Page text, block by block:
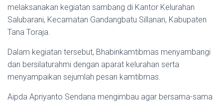
melaksanakan kegiatan sambang di Kantor Kelurahan
Salubarani, Kecamatan Gandangbatu Sillanan, Kabupaten
Tana Toraja.
Dalam kegiatan tersebut, Bhabinkamtibmas menyambangi
dan bersilaturahmi dengan aparat kelurahan serta
menyampaikan sejumlah pesan kamtibmas.
Aipda Apriyanto Sendana mengimbau agar bersama-sama